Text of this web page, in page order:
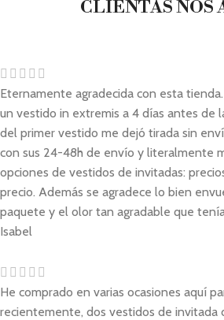
CLIENTAS NOS
Eternamente agradecida con esta
un vestido in extremis a 4 días antes de
del primer vestido me dejó tirada sin
con sus 24-48h de envío y literalmente
opciones de vestidos de invitadas:
precio. Además se agradece lo bien
paquete y el olor tan agradable que
Isabel
He comprado en varias ocasiones aquí
recientemente, dos vestidos de invitada